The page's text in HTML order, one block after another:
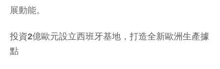
此外，MG於品牌發源地英國市場不僅累計銷售達
38.6萬輛，還站穩前10大汽車品牌之列，使英國成